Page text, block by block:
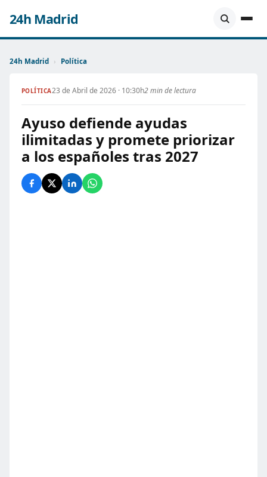
24h Madrid
24h Madrid › Política
POLÍTICA23 de Abril de 2026 · 10:30h2 min de lectura
Ayuso defiende ayudas
ilimitadas y promete priorizar
a los españoles tras 2027